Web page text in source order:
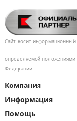
Сайт носит информационный
определяемой положениями
Федерации.
Компания
Информация
Помощь